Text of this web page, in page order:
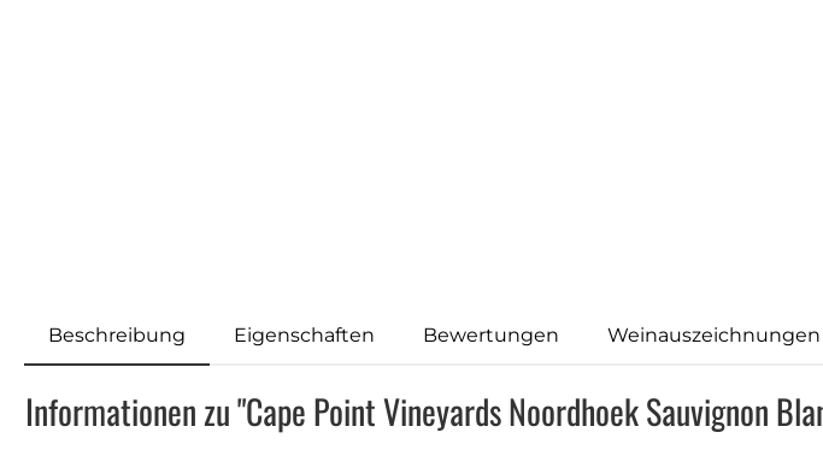
Beschreibung Eigenschaften Bewertungen Weinauszeichnungen
Informationen zu "Cape Point Vineyards Noordhoek Sauvignon